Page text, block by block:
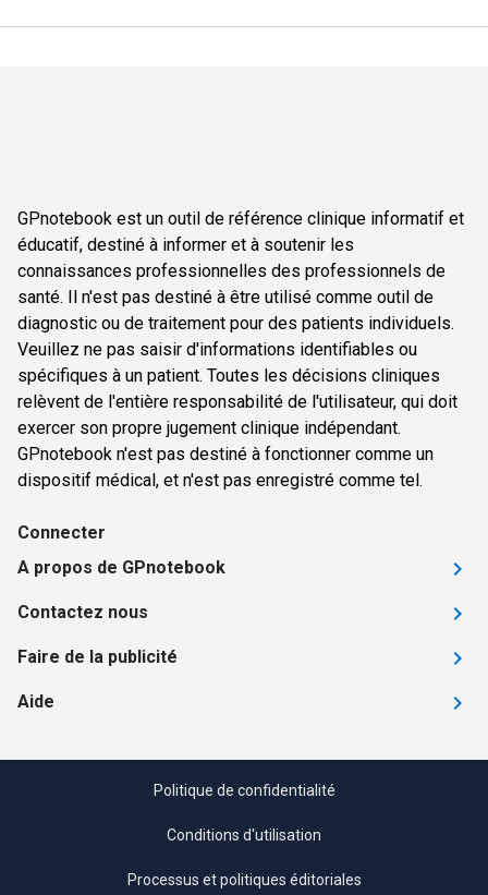
GPnotebook est un outil de référence clinique informatif et
éducatif, destiné à informer et à soutenir les
connaissances professionnelles des professionnels de
santé. Il n'est pas destiné à être utilisé comme outil de
diagnostic ou de traitement pour des patients individuels.
Veuillez ne pas saisir d'informations identifiables ou
spécifiques à un patient. Toutes les décisions cliniques
relèvent de l'entière responsabilité de l'utilisateur, qui doit
exercer son propre jugement clinique indépendant.
GPnotebook n'est pas destiné à fonctionner comme un
dispositif médical, et n'est pas enregistré comme tel.
Connecter
A propos de GPnotebook
Contactez nous
Faire de la publicité
Aide
Politique de confidentialité
Conditions d'utilisation
Processus et politiques éditoriales